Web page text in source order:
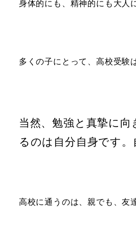
身体的にも、精神的にも大人
多くの子にとって、高校受
当然、勉強と真摯に
るのは自分自身です
高校に通うのは、親でも、友